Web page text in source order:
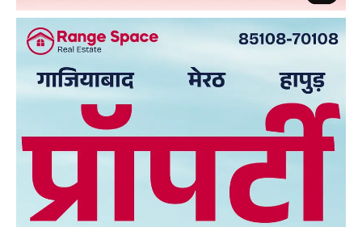
Terms of Use Agreement
Facebook
X WhatsApp
Share